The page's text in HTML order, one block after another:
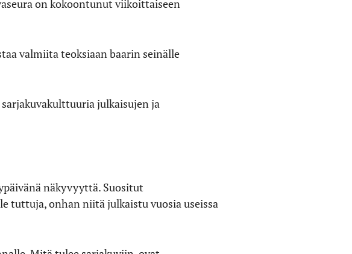
on kokoontunut viikoittaiseen
valmiita teoksiaan baarin seinälle
julkaisujen ja
näkyvyyttä. Suositut
tuttuja, onhan niitä julkaistu vuosia useissa